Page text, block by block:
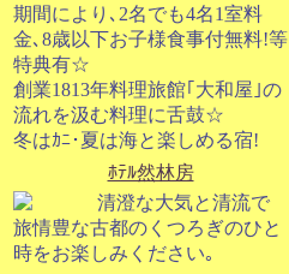
期間により､2名でも4名1室料
金､8歳以下お子様食事付無料!等
特典有☆
創業1813年料理旅館｢大和屋｣の
流れを汲む料理に舌鼓☆
冬はｶﾆ･夏は海と楽しめる宿!
ﾎﾃﾙ然林房
清澄な大気と清流で
旅情豊な古都のくつろぎのひと
時をお楽しみください｡